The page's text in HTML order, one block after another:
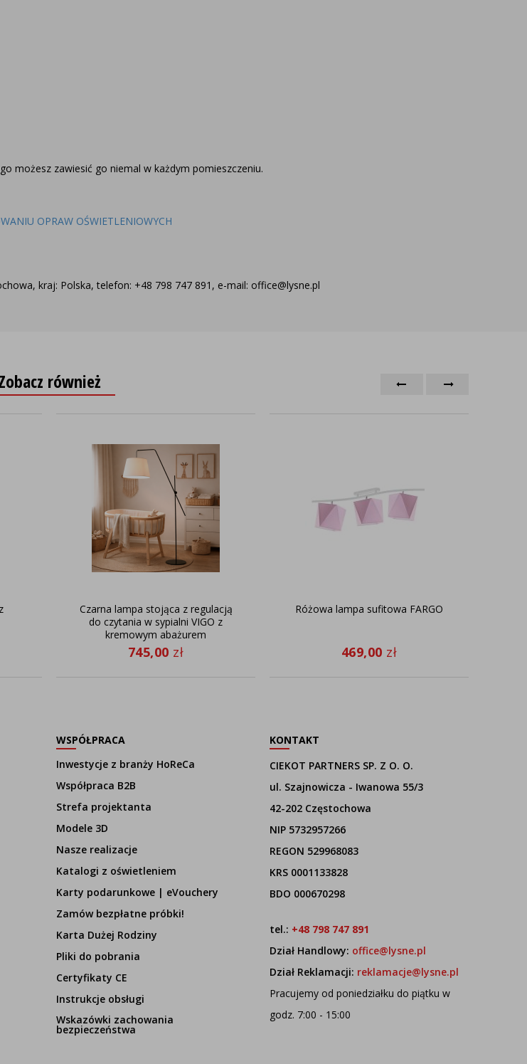
możesz zawiesić go niemal w każdym pomieszczeniu.
OPRAW OŚWIETLENIOWYCH
kraj: Polska, telefon: +48 798 747 891, e-mail: office@lysne.pl
również
Czarna lampa stojąca z regulacją
do czytania w sypialni VIGO z
kremowym abażurem
745,00 zł
Różowa lampa sufitowa FARGO
469,00 zł
WSPÓŁPRACA
Inwestycje z branży HoReCa
Współpraca B2B
Strefa projektanta
Modele 3D
Nasze realizacje
Katalogi z oświetleniem
Karty podarunkowe | eVouchery
Zamów bezpłatne próbki!
Karta Dużej Rodziny
Pliki do pobrania
Certyfikaty CE
Instrukcje obsługi
Wskazówki zachowania
bezpieczeństwa
KONTAKT
CIEKOT PARTNERS SP. Z O. O.
ul. Szajnowicza - Iwanowa 55/3
42-202 Częstochowa
NIP 5732957266
REGON 529968083
KRS 0001133828
BDO 000670298
tel.: +48 798 747 891
Dział Handlowy: office@lysne.pl
Dział Reklamacji: reklamacje@lysne.pl
Pracujemy od poniedziałku do piątku w
godz. 7:00 - 15:00